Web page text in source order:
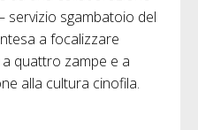
servizio sgambatoio del
a focalizzare
a quattro zampe e a
alla cultura cinofila.